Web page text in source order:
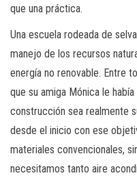
que una práctica.
Una escuela rodeada de
manejo de los recursos
energía no renovable. Entre
que su amiga Mónica le
construcción sea realmente
desde el inicio con ese
materiales convencionales,
necesitamos tanto aire